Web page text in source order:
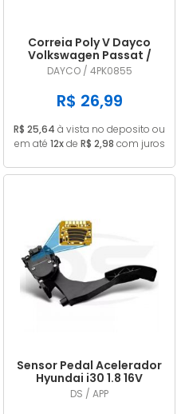
Correia Poly V Dayco
Volkswagen Passat /
Variant (importado) 1.8
20V / 1.8 20V Turbo 1996
1997 1998 1999 GIR / ACD
4PK0855
DAYCO / 4PK0855
R$ 26,99
R$ 25,64 à vista no deposito ou
em até 12xde R$ 2,98 com juros
Sensor Pedal Acelerador
Hyundai i30 1.8 16V
Gasolina 2014/... em
diante
DS / APP